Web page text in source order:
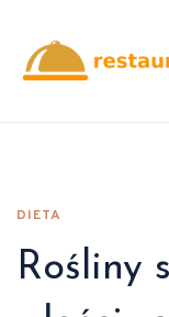
DIETA
Rośliny